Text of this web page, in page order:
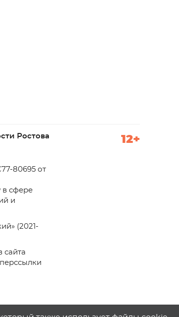
Ростова 12+
80695 от
в сфере
и
(2021-
сайта